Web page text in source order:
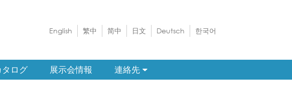
English 繁中 简中 日文 Deutsch 한국어
タログ 展示会情報 連絡先